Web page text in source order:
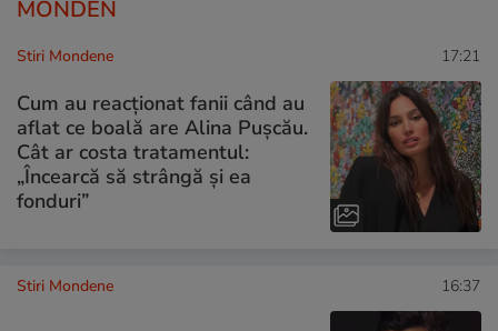
MONDEN
Stiri Mondene 17:21
Cum au reacționat fanii când au
aflat ce boală are Alina Pușcău.
Cât ar costa tratamentul:
„Încearcă să strângă și ea
fonduri”
Stiri Mondene 16:37